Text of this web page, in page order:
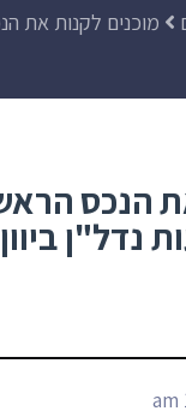
מוכנים לקנות את
הנכס
נדל"ן